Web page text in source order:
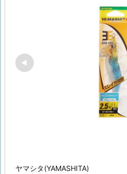
ヤマシタ(YAMASHITA)